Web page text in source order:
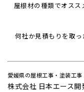
屋根材の種類でオスス
何社か見積もりを取
愛媛県の屋根工事・塗装工
株式会社 日本エース開